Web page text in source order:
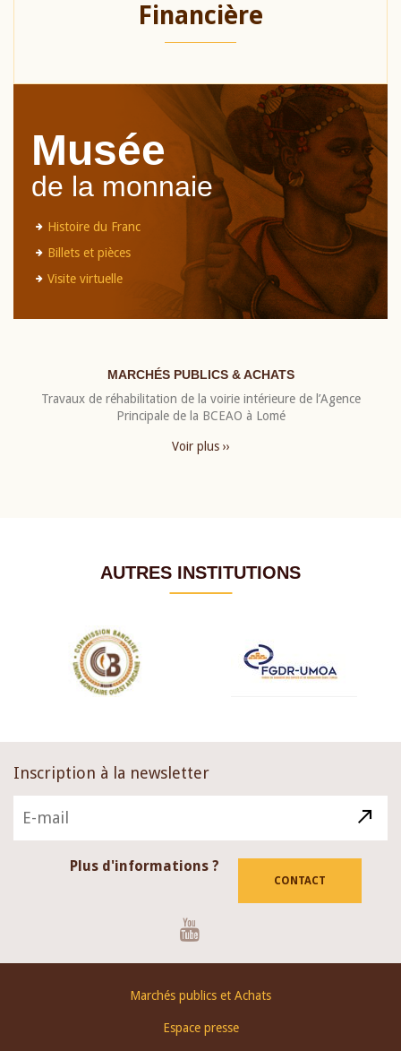
Financière
Musée
de la monnaie
Histoire du Franc
Billets et pièces
Visite virtuelle
MARCHÉS PUBLICS & ACHATS
Travaux de réhabilitation de la voirie intérieure de l’Agence
Principale de la BCEAO à Lomé
Voir plus ››
AUTRES INSTITUTIONS
Inscription à la newsletter
Plus d'informations ?
CONTACT
Marchés publics et Achats
Espace presse